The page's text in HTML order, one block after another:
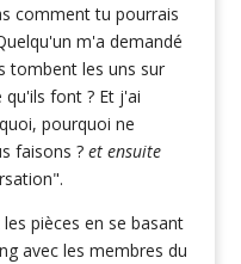
comment tu pourrais
m'a demandé
tombent les uns sur
font ? Et j'ai
pourquoi ne
faisons ? et ensuite
pièces en se basant
avec les membres du